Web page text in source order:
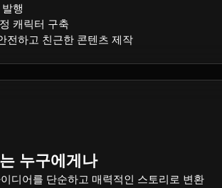
행
캐릭터 구축
전하고 친근한 콘텐츠 제작
누구에게나
디어를 단순하고 매력적인 스토리로 변환